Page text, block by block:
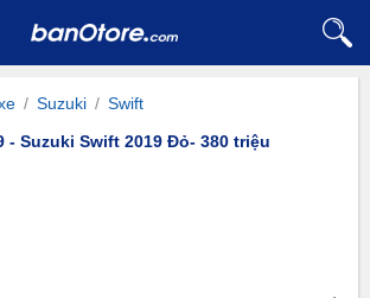
/ Suzuki / Swift
- Suzuki Swift 2019 Đỏ- 380 triệu